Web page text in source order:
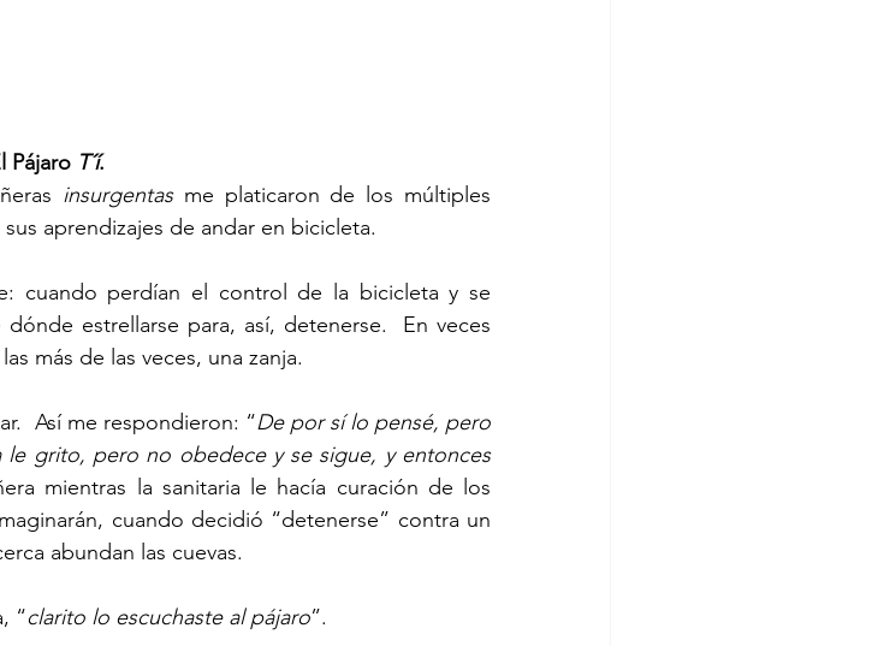
Pájaro T´í.
insurgentas me platicaron de los múltiples
aprendizajes de andar en bicicleta.
cuando perdían el control de la bicicleta y se
estrellarse para, así, detenerse.  En veces
más de las veces, una zanja.
Así me respondieron: “De por sí lo pensé, pero
grito, pero no obedece y se sigue, y entonces
mientras la sanitaria le hacía curación de los
cuando decidió “detenerse” contra un
abundan las cuevas.
“clarito lo escuchaste al pájaro”.